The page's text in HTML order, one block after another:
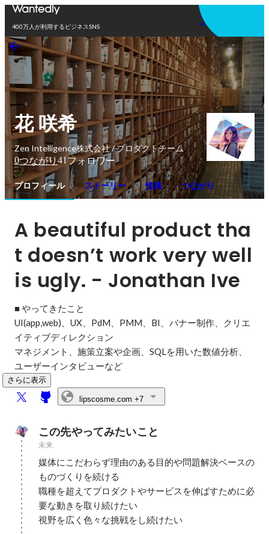
400万人が利用するビジネスSNS
アプリを使う
花 咲希
Zen Intelligence株式会社 / プロダクトチーム
0つながり41フォロワー
プロフィール ストーリー 性格 つながり
A beautiful product tha
t doesn’t work very well
is ugly. - Jonathan Ive
■ やってきたこと
UI(app,web)、UX、PdM、PMM、BI、バナー制作、クリエ
イティブディレクション
マネジメント、施策立案や企画、SQLを用いた数値分析、
ユーザーインタビューなど
さらに表示
lipscosme.com +7
この先やってみたいこと
未来
媒体にこだわらず理由のある目的や問題解決ベースの
ものづくりを続ける
職種を超えてプロダクトやサービスを伸ばすために必
要な動きを取り続けたい
視野を広く色々な挑戦をし続けたい